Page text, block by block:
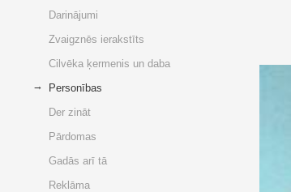
Darinājumi
Zvaigznēs ierakstīts
Cilvēka ķermenis un daba
Personības
Der zināt
Pārdomas
Gadās arī tā
Reklāma